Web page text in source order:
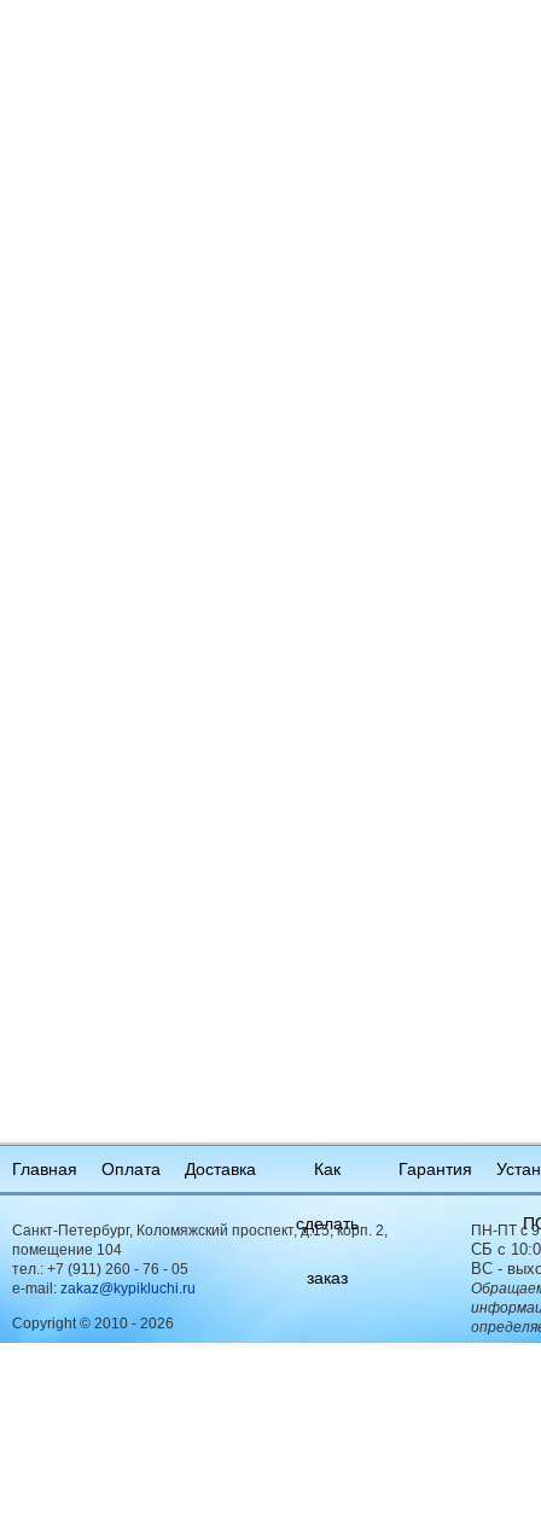
Главная Оплата Доставка Как
сделать
заказ
Гарантия
Copyright © 2010 - 2026
Санкт-Петербург, Коломяжский проспект, д.15, корп. 2,
помещение 104
тел.: +7 (911) 260 - 76 - 05
e-mail: zakaz@kypikluchi.ru
ПН-ПТ с
СБ с
ВС -